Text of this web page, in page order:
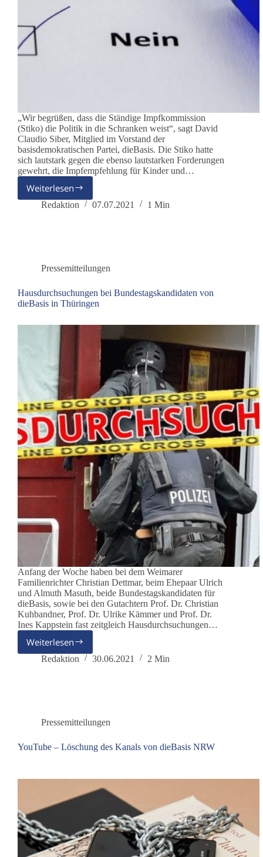
„Wir begrüßen, dass die Ständige Impfkommission
(Stiko) die Politik in die Schranken weist“, sagt David
Claudio Siber, Mitglied im Vorstand der
basisdemokratischen Partei, dieBasis. Die Stiko hatte
sich lautstark gegen die ebenso lautstarken Forderungen
gewehrt, die Impfempfehlung für Kinder und…
Weiterlesen
dieBasis
begrüßt
Druck
aus
der
Politik
Redaktion 07.07.2021 1 Min
Pressemitteilungen
Hausdurchsuchungen bei Bundestagskandidaten von
dieBasis in Thüringen
Anfang der Woche haben bei dem Weimarer
Familienrichter Christian Dettmar, beim Ehepaar Ulrich
und Almuth Masuth, beide Bundestagskandidaten für
dieBasis, sowie bei den Gutachtern Prof. Dr. Christian
Kuhbandner, Prof. Dr. Ulrike Kämmer und Prof. Dr.
Ines Kappstein fast zeitgleich Hausdurchsuchungen…
WeiterlesenHausdurchsuchungen
bei
Thüringen
Redaktion 30.06.2021 2 Min
Pressemitteilungen
YouTube – Löschung des Kanals von dieBasis NRW